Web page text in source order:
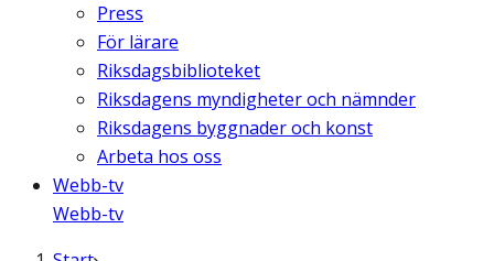
Press
För lärare
Riksdagsbiblioteket
Riksdagens myndigheter och nämnder
Riksdagens byggnader och konst
Arbeta hos oss
Webb-tv
Webb-tv